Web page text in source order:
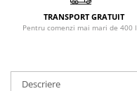
TRANSPORT GRATUIT
Pentru comenzi mai mari de 400
Descriere